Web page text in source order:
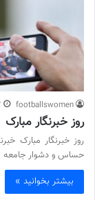
footballswomen
روز خبرنگار مبارک
روز خبرنگار مبارک
حساس و دشوار
بیشتر بخوانید »